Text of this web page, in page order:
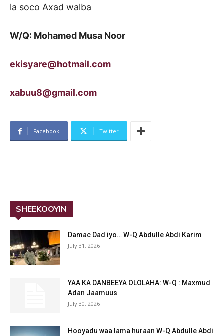
la soco Axad walba
W/Q: Mohamed Musa Noor
ekisyare@hotmail.com
xabuu8@gmail.com
Facebook Twitter
SHEEKOOYIN
Damac Dad iyo… W-Q Abdulle Abdi Karim
July 31, 2026
YAA KA DANBEEYA OLOLAHA: W-Q : Maxmud
Adan Jaamuus
July 30, 2026
Hooyadu waa lama huraan W-Q Abdulle Abdi